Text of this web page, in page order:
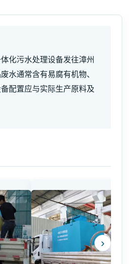
化污水处理设备发往漳州
水通常含有易腐有机物、
配置应与实际生产原料及
›